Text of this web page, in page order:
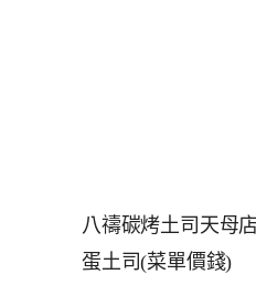
八禱碳烤土司天母
蛋土司(菜單價錢)